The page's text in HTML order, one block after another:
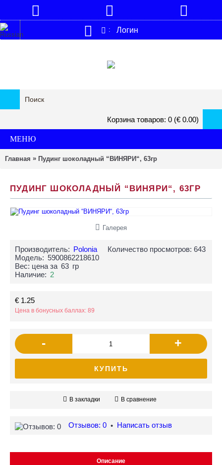
: Логин
Корзина товаров: 0 (€ 0.00)
МЕНЮ
Главная » Пудинг шоколадный “ВИНЯРИ“, 63гp
ПУДИНГ ШОКОЛАДНЫЙ “ВИНЯРИ“, 63ГP
Галерея
Количество просмотров: 643
Производитель: Polonia
Модель: 5900862218610
Вес: цена за 63 гр
Наличие: 2
€ 1.25
Цена в бонусных баллах: 89
- +
КУПИТЬ
В закладки В сравнение
Отзывов: 0 • Написать отзыв
Описание